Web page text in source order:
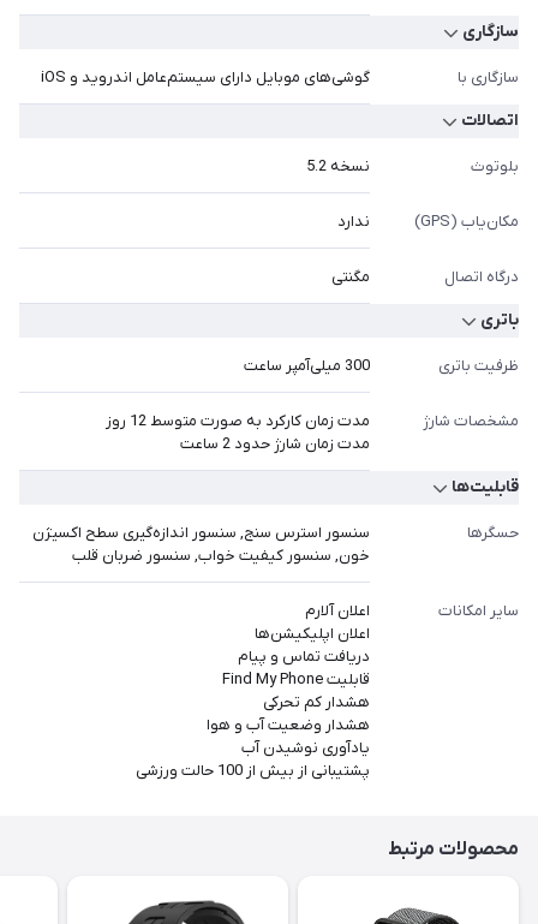
سازگاری
سازگاری با گوشی‌های موبایل دارای سیستم‌عامل اندروید و iOS
اتصالات
بلوتوث نسخه 5.2
مکان‌یاب (GPS) ندارد
درگاه اتصال مگنتی
باتری
ظرفیت باتری 300 میلی‌آمپر ساعت
مشخصات شارژ
مدت زمان کارکرد به صورت متوسط 12 روز
مدت زمان شارژ حدود 2 ساعت
قابلیت‌ها
حسگرها
سنسور استرس سنج, سنسور اندازه‌گیری سطح اکسیژن
خون, سنسور کیفیت خواب, سنسور ضربان قلب
سایر امکانات
اعلان آلارم
اعلان اپلیکیشن‌ها
دریافت تماس و پیام
قابلیت Find My Phone
هشدار کم تحرکی
هشدار وضعیت آب و هوا
یادآوری نوشیدن آب
پشتیبانی از بیش از 100 حالت ورزشی
محصولات مرتبط